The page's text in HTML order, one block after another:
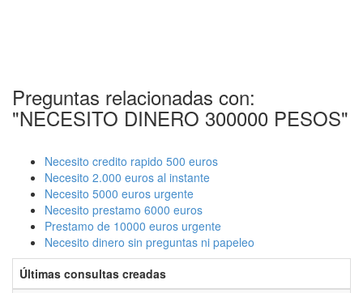
Preguntas relacionadas con:
"NECESITO DINERO 300000 PESOS"
Necesito credito rapido 500 euros
Necesito 2.000 euros al instante
Necesito 5000 euros urgente
Necesito prestamo 6000 euros
Prestamo de 10000 euros urgente
Necesito dinero sin preguntas ni papeleo
Últimas consultas creadas